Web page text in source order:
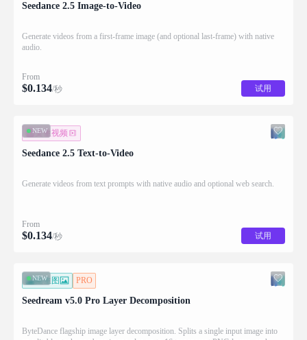
Seedance 2.5 Image-to-Video
Generate videos from a first-frame image (and optional last-frame) with native
audio.
From
$0.134/秒 试用
NEW
文生视频
Seedance 2.5 Text-to-Video
Generate videos from text prompts with native audio and optional web search.
From
$0.134/秒 试用
NEW
图生图 PRO
Seedream v5.0 Pro Layer Decomposition
ByteDance flagship image layer decomposition. Splits a single input image into